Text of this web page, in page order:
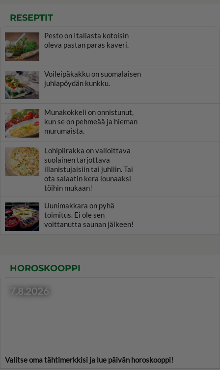
RESEPTIT
Pesto on Italiasta kotoisin
oleva pastan paras kaveri.
Voileipäkakku on suomalaisen
juhlapöydän kunkku.
Munakokkeli on onnistunut,
kun se on pehmeää ja hieman
murumaista.
Lohipiirakka on valloittava
suolainen tarjottava
illanistujaisiin tai juhliin. Tai
ota salaatin kera lounaaksi
töihin mukaan!
Uunimakkara on pyhä
toimitus. Ei ole sen
voittanutta saunan jälkeen!
HOROSKOOPPI
7.8.2026
Valitse oma tähtimerkkisi ja lue päivän horoskooppi!